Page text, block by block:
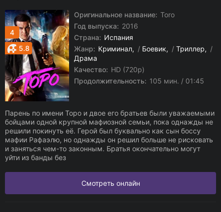
4
5.8
Оригинальное название: Toro
Год выпуска: 2016
Страна: Испания
Жанр: Криминал / Боевик / Триллер
/
Драма
Качество: HD (720p)
Продолжительность: 105 мин. / 01:45
Парень по имени Торо и двое его братьев были уважаемыми
бойцами одной крупной мафиозной семьи, пока однажды не
решили покинуть её. Герой был буквально как сын боссу
мафии Рафаэлю, но однажды он решил больше не рисковать
и заняться чем-то законным. Братья окончательно могут
уйти из банды без
Смотреть онлайн